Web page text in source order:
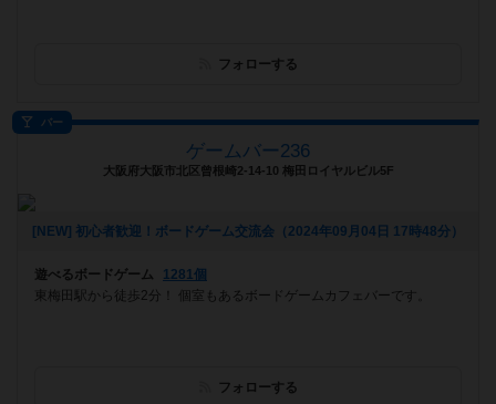
フォローする
バー
ゲームバー236
大阪府大阪市北区曾根崎2-14-10 梅田ロイヤルビル5F
[NEW] 初心者歓迎！ボードゲーム交流会（2024年09月04日 17時48分）
遊べるボードゲーム
1281個
東梅田駅から徒歩2分！ 個室もあるボードゲームカフェバーです。
フォローする